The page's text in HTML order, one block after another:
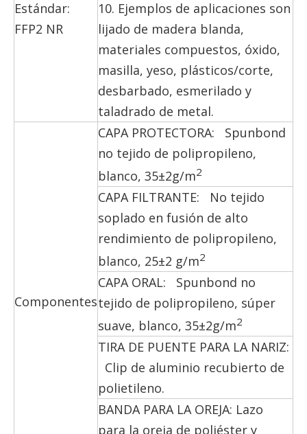
Estándar:
FFP2 NR
10. Ejemplos de aplicaciones son
lijado de madera blanda,
materiales compuestos, óxido,
masilla, yeso, plásticos/corte,
desbarbado, esmerilado y
taladrado de metal.
Componentes
CAPA PROTECTORA: Spunbond
no tejido de polipropileno,
blanco, 35±2g/m2
CAPA FILTRANTE: No tejido
soplado en fusión de alto
rendimiento de polipropileno,
blanco, 25±2 g/m2
CAPA ORAL: Spunbond no
tejido de polipropileno, súper
suave, blanco, 35±2g/m2
TIRA DE PUENTE PARA LA NARIZ:
Clip de aluminio recubierto de
polietileno.
BANDA PARA LA OREJA: Lazo
para la oreja de poliéster y